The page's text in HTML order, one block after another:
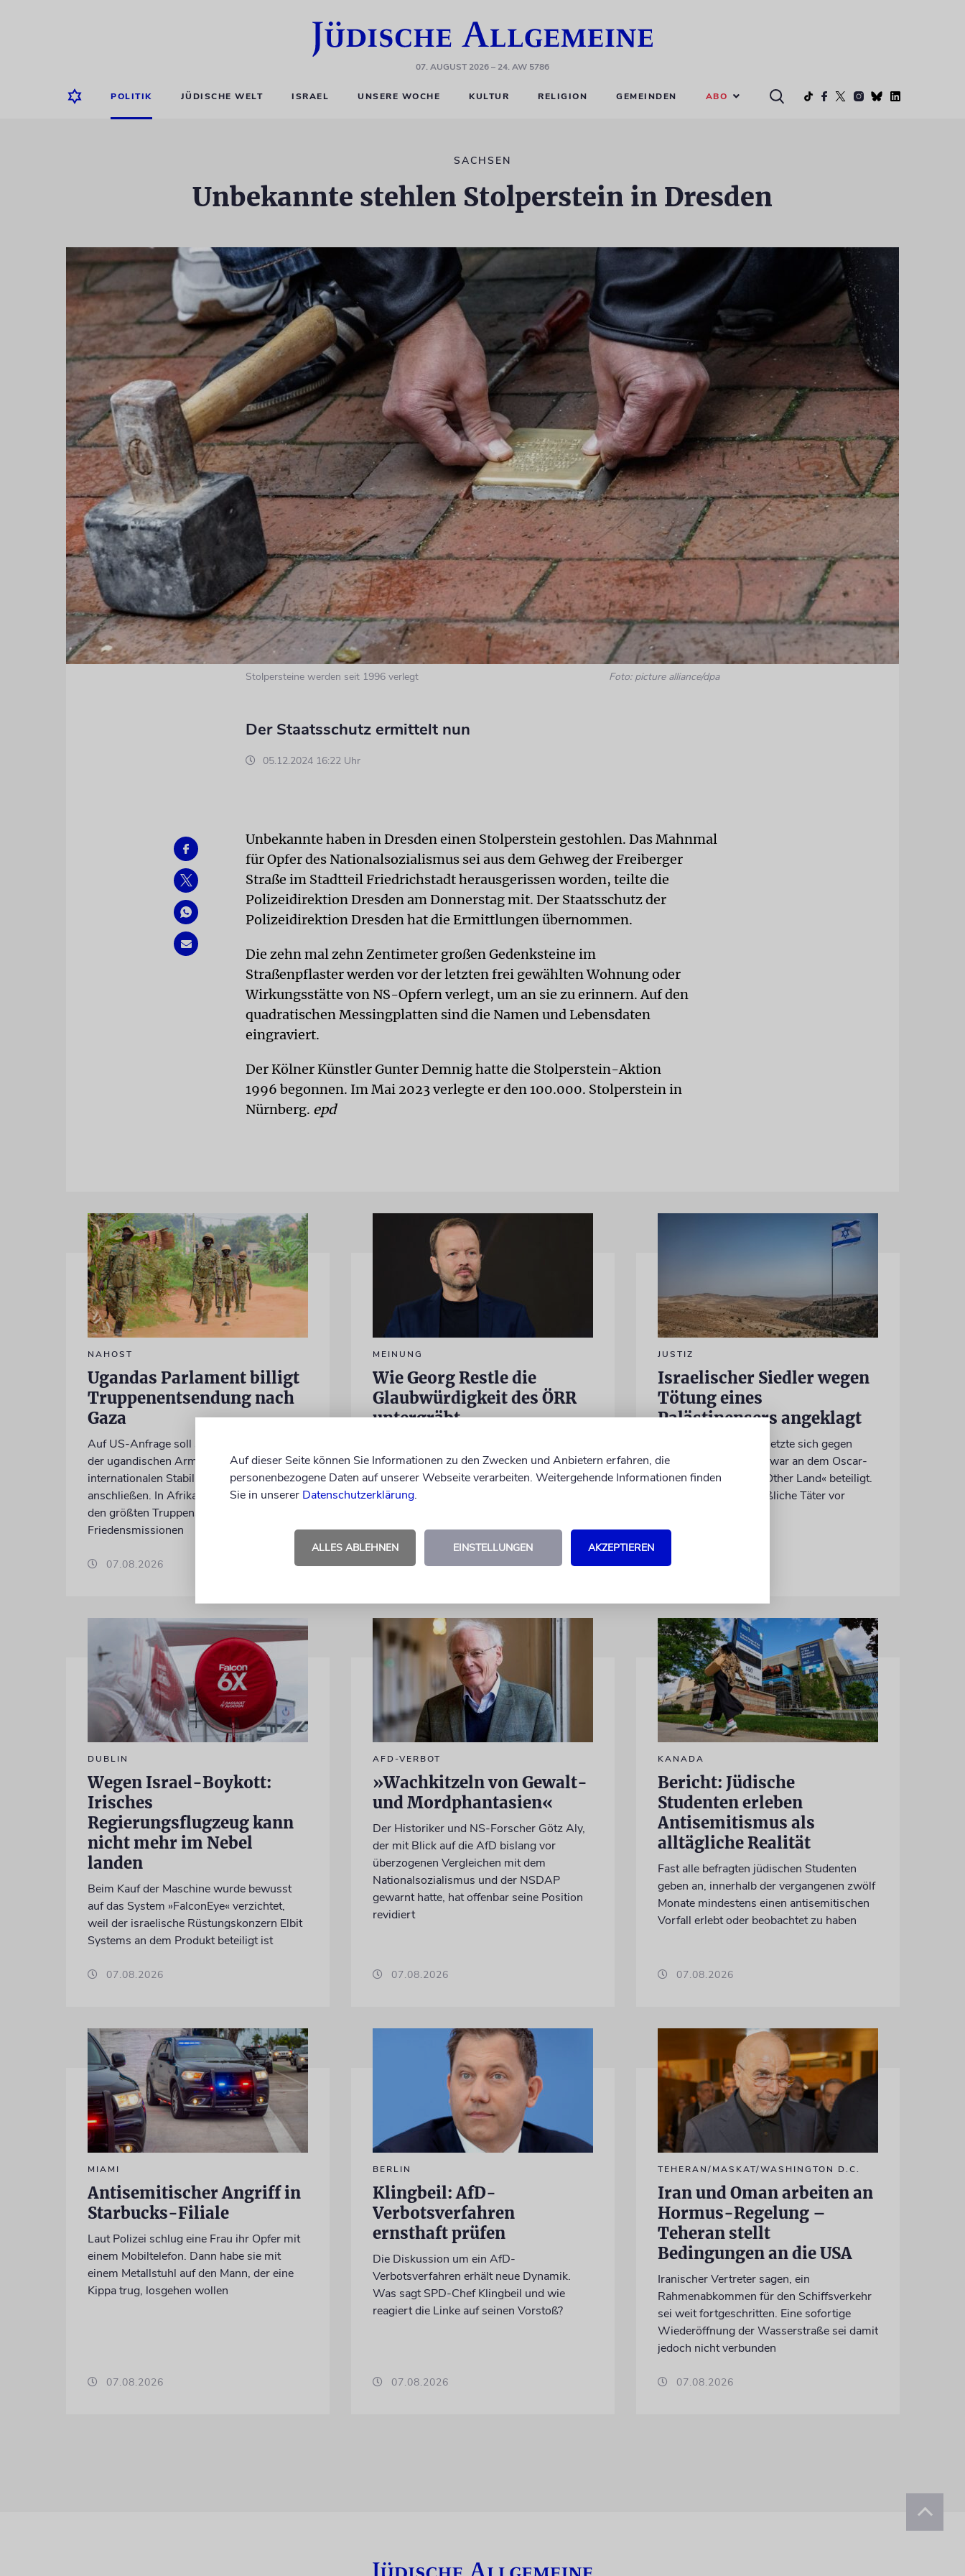
07. AUGUST 2026– 24. AW 5786
POLITIK JÜDISCHE WELT ISRAEL UNSERE WOCHE KULTUR RELIGION GEMEINDEN ABO
SACHSEN
Unbekannte stehlen Stolperstein in Dresden
Stolpersteine werden seit 1996 verlegt Foto: picture alliance/dpa
Der Staatsschutz ermittelt nun
05.12.2024 16:22 Uhr
Unbekannte haben in Dresden einen Stolperstein gestohlen. Das Mahnmal
für Opfer des Nationalsozialismus sei aus dem Gehweg der Freiberger
Straße im Stadtteil Friedrichstadt herausgerissen worden, teilte die
Polizeidirektion Dresden am Donnerstag mit. Der Staatsschutz der
Polizeidirektion Dresden hat die Ermittlungen übernommen.
Die zehn mal zehn Zentimeter großen Gedenksteine im
Straßenpflaster werden vor der letzten frei gewählten Wohnung oder
Wirkungsstätte von NS-Opfern verlegt, um an sie zu erinnern. Auf den
quadratischen Messingplatten sind die Namen und Lebensdaten
eingraviert.
Der Kölner Künstler Gunter Demnig hatte die Stolperstein-Aktion
1996 begonnen. Im Mai 2023 verlegte er den 100.000. Stolperstein in
Nürnberg. epd
NAHOST
Ugandas Parlament billigt
Truppenentsendung nach
Gaza
Auf US-Anfrage soll sich ein Kontingent
der ugandischen Armee der geplanten
internationalen Stabilisierungstruppe
anschließen. In Afrika zählt das Land zu
den größten Truppenstellern für
Friedensmissionen
07.08.2026
MEINUNG
Wie Georg Restle die
Glaubwürdigkeit des ÖRR
untergräbt
Felix Schotland, Vorstand der Synagogen-
Gemeinde Köln, an WDR-
Programmdirektorin Andrea Schafarczyk
Schreiben im Wortlaut
von Felix Schotland
07.08.2026
JUSTIZ
Israelischer Siedler wegen
Tötung eines
Palästinensers angeklagt
Der getötete Aktivist setzte sich gegen
Siedlergewalt ein und war an dem Oscar-
prämierten Film »No Other Land« beteiligt.
Jetzt steht der mutmaßliche Täter vor
DUBLIN
Wegen Israel-Boykott:
Irisches
Regierungsflugzeug kann
nicht mehr im Nebel
landen
Beim Kauf der Maschine wurde bewusst
auf das System »FalconEye« verzichtet,
weil der israelische Rüstungskonzern Elbit
Systems an dem Produkt beteiligt ist
07.08.2026
AFD-VERBOT
»Wachkitzeln von Gewalt-
und Mordphantasien«
Der Historiker und NS-Forscher Götz Aly,
der mit Blick auf die AfD bislang vor
überzogenen Vergleichen mit dem
Nationalsozialismus und der NSDAP
gewarnt hatte, hat offenbar seine Position
revidiert
07.08.2026
KANADA
Bericht: Jüdische
Studenten erleben
Antisemitismus als
alltägliche Realität
Fast alle befragten jüdischen Studenten
geben an, innerhalb der vergangenen zwölf
Monate mindestens einen antisemitischen
Vorfall erlebt oder beobachtet zu haben
07.08.2026
MIAMI
Antisemitischer Angriff in
Starbucks-Filiale
Laut Polizei schlug eine Frau ihr Opfer mit
einem Mobiltelefon. Dann habe sie mit
einem Metallstuhl auf den Mann, der eine
Kippa trug, losgehen wollen
07.08.2026
BERLIN
Klingbeil: AfD-
Verbotsverfahren
ernsthaft prüfen
Die Diskussion um ein AfD-
Verbotsverfahren erhält neue Dynamik.
Was sagt SPD-Chef Klingbeil und wie
reagiert die Linke auf seinen Vorstoß?
07.08.2026
TEHERAN/MASKAT/WASHINGTON D.C.
Iran und Oman arbeiten an
Hormus-Regelung –
Teheran stellt
Bedingungen an die USA
Iranischer Vertreter sagen, ein
Rahmenabkommen für den Schiffsverkehr
sei weit fortgeschritten. Eine sofortige
Wiederöffnung der Wasserstraße sei damit
jedoch nicht verbunden
07.08.2026
Auf dieser Seite können Sie Informationen zu den Zwecken und Anbietern erfahren, die
personenbezogene Daten auf unserer Webseite verarbeiten. Weitergehende Informationen finden
Sie in unserer Datenschutzerklärung.
ALLES ABLEHNEN EINSTELLUNGEN AKZEPTIEREN